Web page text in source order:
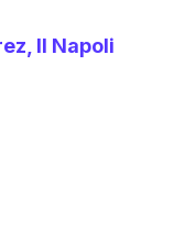
Il Napoli